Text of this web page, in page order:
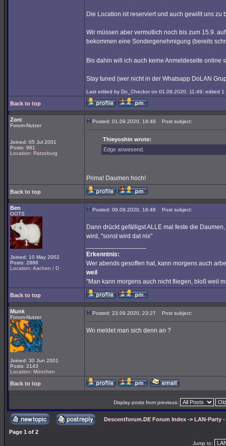
Die Location ist reserviert und auch gewillt uns zu
Wir müssen aber vermutlich noch bis zum 15.9.
bekommen eine Sondergenehmigung (bereits
Bis dahin will ich auch keine Anmeldeseite
Stay tuned (wer nicht in der Whatsapp DoLAN
Last edited by Do_Checkor on 01.09.2020, 11:49; edited 1
Back to top
Zorc
Forum-Nutzer
Joined: 05 Jul 2001
Posts: 961
Location: Ratzeburg
Posted: 01.09.2020, 18:48 Post subject:
Thieyoshin wrote:
Edge anwesend.
Prima! Daumen hoch!
Back to top
Ben
OOTS
Joined: 10 May 2002
Posts: 2886
Location: Aachen / D
Posted: 09.09.2020, 16:48 Post subject:
Dann drückt gefälligst ALLE mal feste die
wird, "sonst wird dat nix"
Erkenntnis:
Wer abends gesoffen hat, kann morgens auch
weil
"Man kann morgens auch nicht fliegen, bloß weil
Back to top
Munk
Forum-Nutzer
Joined: 30 Jun 2001
Posts: 2143
Location: München
Posted: 23.09.2020, 23:27 Post subject:
Wo meldet man sich denn an ?
Back to top
Display posts from previous:
Descentforum.DE Forum Index -> LAN-Party
Page 1 of 2
Jump to: